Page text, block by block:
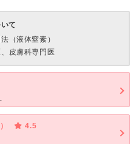
て
（液体窒素）
皮膚科専門医
4.5